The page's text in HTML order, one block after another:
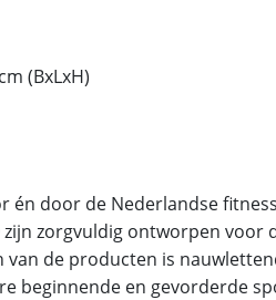
(BxLxH)
én door de Nederlandse
zorgvuldig ontworpen voor
de producten is
beginnende en gevorderde